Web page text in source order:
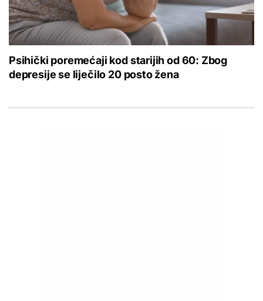
Psihički poremećaji kod starijih od 60: Zbog
depresije se liječilo 20 posto žena